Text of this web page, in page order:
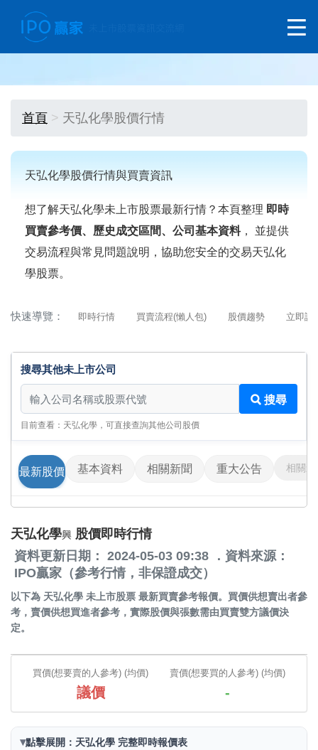
首頁 天弘化學股價行情
天弘化學股價行情與買賣資訊
想了解天弘化學未上市股票最新行情？本頁整理 即時
買賣參考價、歷史成交區間、公司基本資料， 並提供
交易流程與常見問題說明，協助您安全的交易天弘化
學股票。
快速導覽： 即時行情 買賣流程(懶人包) 股價趨勢 立即詢
搜尋其他未上市公司
搜尋其他未上市公司
搜尋
目前查看：天弘化學，可直接查詢其他公司股價
最新股價 基本資料 相關新聞 重大公告 相關影
天弘化學興 股價即時行情
資料更新日期： 2024-05-03 09:38 ．資料來源：
IPO贏家（參考行情，非保證成交）
以下為 天弘化學 未上市股票 最新買賣參考報價。買價供想賣出者參
考，賣價供想買進者參考，實際股價與張數需由買賣雙方議價決
定。
買價(想要賣的人參考) (均價)
議價
賣價(想要買的人參考) (均價)
-
▾點擊展開：天弘化學 完整即時報價表